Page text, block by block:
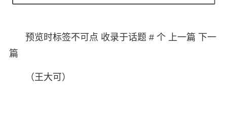
预览时标签不可点 收录于话题 # 个 上一篇 下一
篇
（王大可）